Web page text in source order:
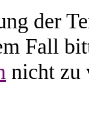
der
Fall
nicht zu